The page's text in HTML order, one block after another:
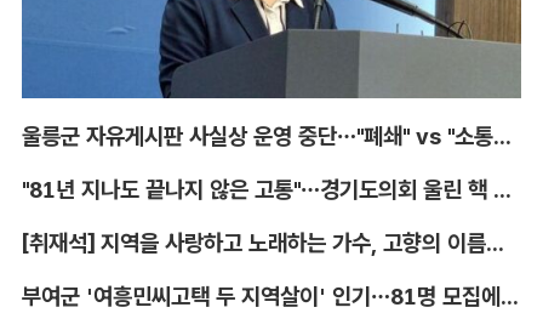
울릉군 자유게시판 사실상 운영 중단…"폐쇄" vs "소통창구 지켜야"
"81년 지나도 끝나지 않은 고통"…경기도의회 울린 핵 피해자의 증언
[취재석] 지역을 사랑하고 노래하는 가수, 고향의 이름을 남긴다
부여군 '여흥민씨고택 두 지역살이' 인기…81명 모집에 712명 몰려